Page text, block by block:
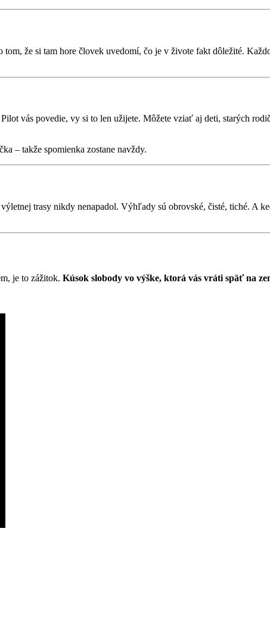
že si tam hore človek uvedomí, čo je v živote fakt dôležité.
vás povedie, vy si to len užijete. Môžete vziať aj deti, starých
– takže spomienka zostane navždy.
trasy nikdy nenapadol. Výhľady sú obrovské, čisté, tiché. A
je to zážitok. Kúsok slobody vo výške, ktorá vás vráti späť na